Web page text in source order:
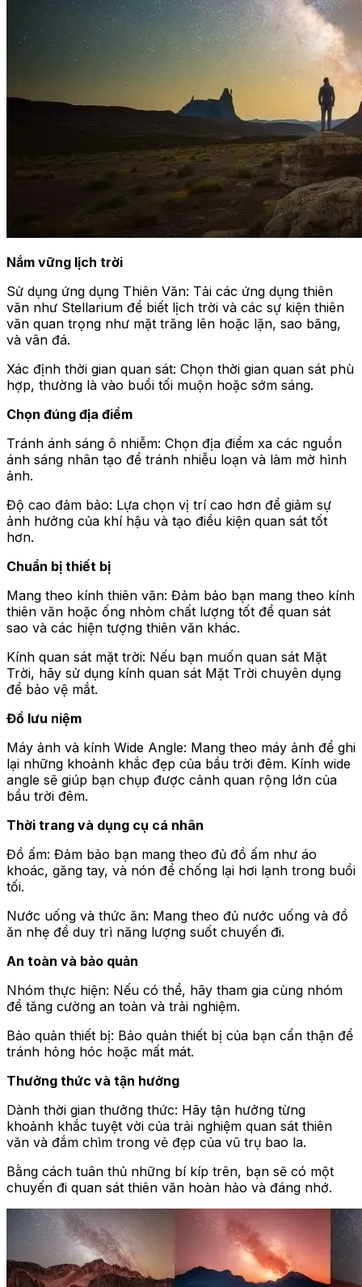
Nắm vững lịch trời
Sử dụng ứng dụng Thiên Văn: Tải các ứng dụng thiên
văn như Stellarium để biết lịch trời và các sự kiện thiên
văn quan trọng như mặt trăng lên hoặc lặn, sao băng,
và vân đá.
Xác định thời gian quan sát: Chọn thời gian quan sát phù
hợp, thường là vào buổi tối muộn hoặc sớm sáng.
Chọn đúng địa điểm
Tránh ánh sáng ô nhiễm: Chọn địa điểm xa các nguồn
ánh sáng nhân tạo để tránh nhiễu loạn và làm mờ hình
ảnh.
Độ cao đảm bảo: Lựa chọn vị trí cao hơn để giảm sự
ảnh hưởng của khí hậu và tạo điều kiện quan sát tốt
hơn.
Chuẩn bị thiết bị
Mang theo kính thiên văn: Đảm bảo bạn mang theo kính
thiên văn hoặc ống nhòm chất lượng tốt để quan sát
sao và các hiện tượng thiên văn khác.
Kính quan sát mặt trời: Nếu bạn muốn quan sát Mặt
Trời, hãy sử dụng kính quan sát Mặt Trời chuyên dụng
để bảo vệ mắt.
Đồ lưu niệm
Máy ảnh và kính Wide Angle: Mang theo máy ảnh để ghi
lại những khoảnh khắc đẹp của bầu trời đêm. Kính wide
angle sẽ giúp bạn chụp được cảnh quan rộng lớn của
bầu trời đêm.
Thời trang và dụng cụ cá nhân
Đồ ấm: Đảm bảo bạn mang theo đủ đồ ấm như áo
khoác, găng tay, và nón để chống lại hơi lạnh trong buổi
tối.
Nước uống và thức ăn: Mang theo đủ nước uống và đồ
ăn nhẹ để duy trì năng lượng suốt chuyến đi.
An toàn và bảo quản
Nhóm thực hiện: Nếu có thể, hãy tham gia cùng nhóm
để tăng cường an toàn và trải nghiệm.
Bảo quản thiết bị: Bảo quản thiết bị của bạn cẩn thận để
tránh hỏng hóc hoặc mất mát.
Thưởng thức và tận hưởng
Dành thời gian thưởng thức: Hãy tận hưởng từng
khoảnh khắc tuyệt vời của trải nghiệm quan sát thiên
văn và đắm chìm trong vẻ đẹp của vũ trụ bao la.
Bằng cách tuân thủ những bí kíp trên, bạn sẽ có một
chuyến đi quan sát thiên văn hoàn hảo và đáng nhớ.